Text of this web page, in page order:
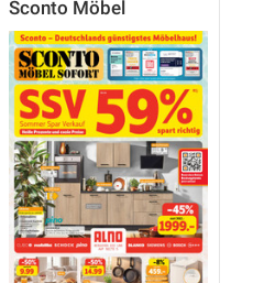
Sconto Möbel